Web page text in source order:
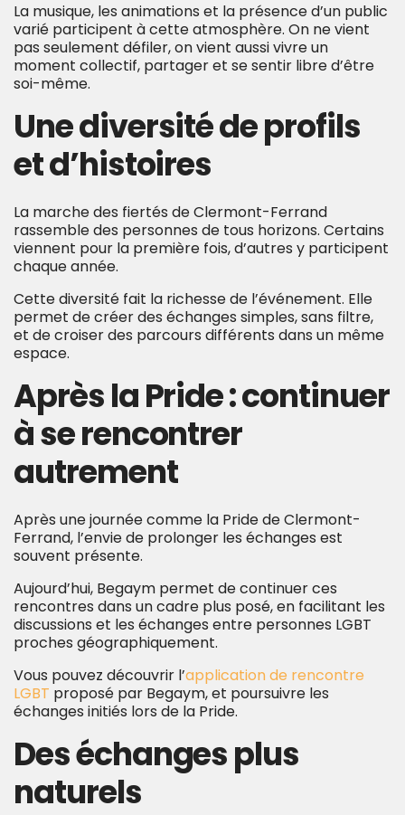
La musique, les animations et la présence d’un public
varié participent à cette atmosphère. On ne vient
pas seulement défiler, on vient aussi vivre un
moment collectif, partager et se sentir libre d’être
soi-même.
Une diversité de profils
et d’histoires
La marche des fiertés de Clermont-Ferrand
rassemble des personnes de tous horizons. Certains
viennent pour la première fois, d’autres y participent
chaque année.
Cette diversité fait la richesse de l’événement. Elle
permet de créer des échanges simples, sans filtre,
et de croiser des parcours différents dans un même
espace.
Après la Pride : continuer
à se rencontrer
autrement
Après une journée comme la Pride de Clermont-
Ferrand, l’envie de prolonger les échanges est
souvent présente.
Aujourd’hui, Begaym permet de continuer ces
rencontres dans un cadre plus posé, en facilitant les
discussions et les échanges entre personnes LGBT
proches géographiquement.
Vous pouvez découvrir l’application de rencontre
LGBT proposé par Begaym, et poursuivre les
échanges initiés lors de la Pride.
Des échanges plus
naturels